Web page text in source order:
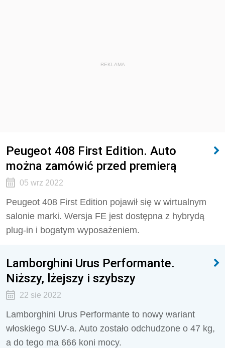
REKLAMA
Peugeot 408 First Edition. Auto
można zamówić przed premierą
05 wrz 2022
Peugeot 408 First Edition pojawił się w wirtualnym
salonie marki. Wersja FE jest dostępna z hybrydą
plug-in i bogatym wyposażeniem.
Lamborghini Urus Performante.
Niższy, lżejszy i szybszy
22 sie 2022
Lamborghini Urus Performante to nowy wariant
włoskiego SUV-a. Auto zostało odchudzone o 47 kg,
a do tego ma 666 koni mocy.